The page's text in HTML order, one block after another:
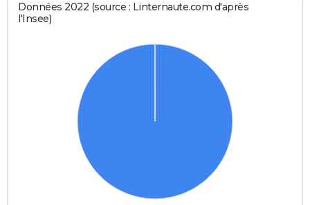
Données 2022 (source : Linternaute.com d'après
l'Insee)